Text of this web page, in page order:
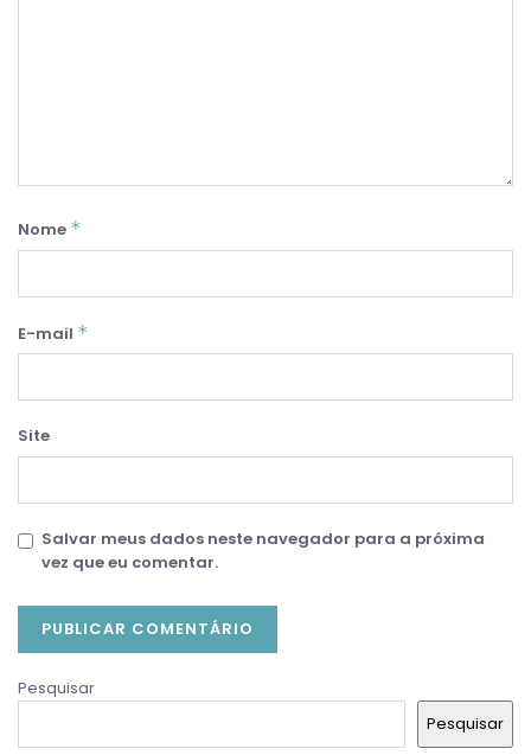
Nome *
E-mail *
Site
Salvar meus dados neste navegador para a próxima
vez que eu comentar.
Pesquisar
Pesquisar